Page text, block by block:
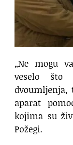
„Ne mogu
veselo
dvoumljenja,
aparat
kojima su
Požegi.